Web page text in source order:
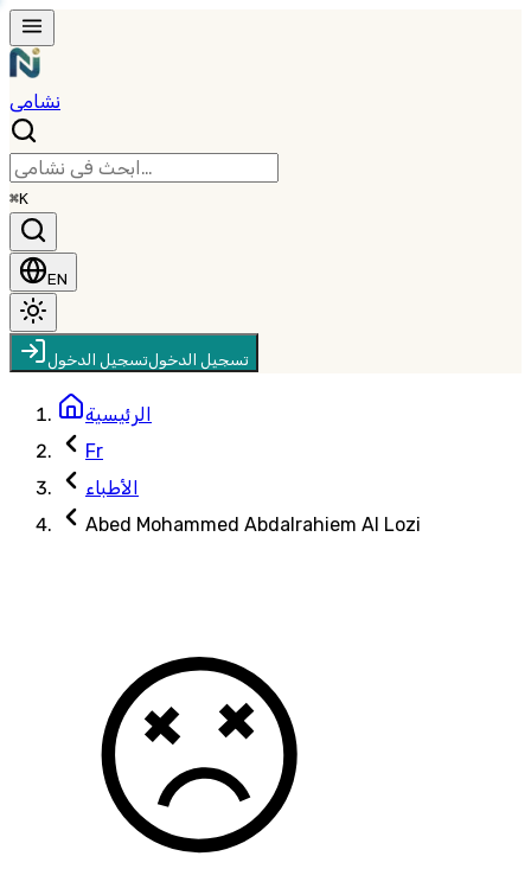
نشامى
⌘K
EN
تسجيل الدخولتسجيل الدخول
الرئيسية
Fr
الأطباء
Abed Mohammed Abdalrahiem Al Lozi